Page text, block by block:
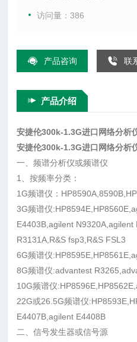
访问量：386
产品咨询 联
产品介绍
安捷伦300k-1.3G进口网络分析
安捷伦300k-1.3G进口网络分析
一、频谱分析仪或频谱仪
1、按频率分类：
1G频谱仪：
3G频谱仪
E4403B,agilent N9320A,agilent
R3131A,R&S fsp3,R&S FSL3
6G频谱仪
8G频谱仪:advantest
10G频谱仪
22G或26.5G频谱仪
E4407B,agilent E4408B
二、信号发生器或信号源